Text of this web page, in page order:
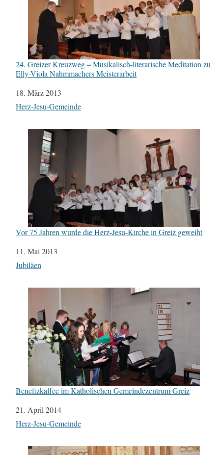
24. Greizer Kreuzweg – Musikalisch-literarische Meditation zu
Elly-Viola Nahmmachers Meisterarbeit
Datum
18. März 2013
In Bezug auf
Herz-Jesu-Gemeinde
Vor 75 Jahren wurde die Herz-Jesu-Kirche in Greiz geweiht
Datum
11. Mai 2013
In Bezug auf
Jubiläen
Benefizkaffee im Katholischen Gemeindezentrum Greiz
Datum
21. April 2014
In Bezug auf
Herz-Jesu-Gemeinde